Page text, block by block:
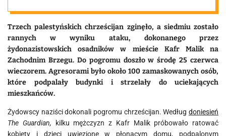
chrześcijan
Trzech palestyńskich chrześcijan zginęło, a siedmiu zostało
rannych w wyniku ataku, dokonanego przez
żydonazistowskich osadników w mieście Kafr Malik na
Zachodnim Brzegu. Do pogromu doszło w środę 25 czerwca
wieczorem. Agresorami było około 100 zamaskowanych osób,
które podpalały budynki i strzelały do uciekających
mieszkańców.
Żydowscy naziści dokonali pogromu chrześcijan. Według doniesień
The Guardian, kilku mężczyzn z Kafr Malik próbowało ratować
kobiety i dzieci uwięzione w płonącym domu, podpalonym